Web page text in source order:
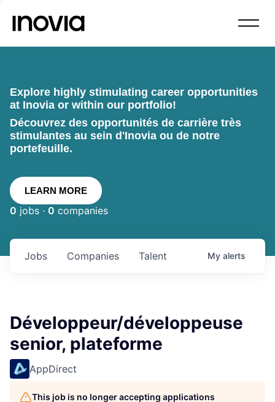
Explore highly stimulating career opportunities
at Inovia or within our portfolio!
Découvrez des opportunités de carrière très
stimulantes au sein d'Inovia ou de notre
portefeuille.
LEARN MORE
0 jobs · 0 companies
Jobs Companies Talent My alerts
Développeur/développeuse
senior, plateforme
AppDirect
This job is no longer accepting applications